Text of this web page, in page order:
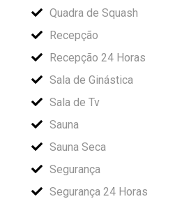
Quadra de Squash
Recepção
Recepção 24 Horas
Sala de Ginástica
Sala de Tv
Sauna
Sauna Seca
Segurança
Segurança 24 Horas